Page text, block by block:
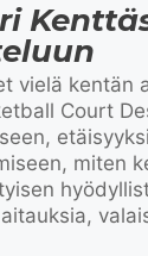
vielä kentän
Court
miten